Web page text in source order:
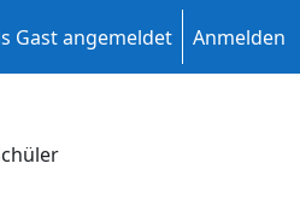
Gast angemeldet Anmelden